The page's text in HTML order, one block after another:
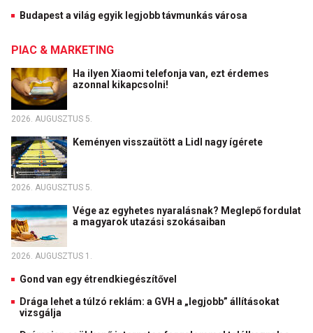
Budapest a világ egyik legjobb távmunkás városa
PIAC & MARKETING
Ha ilyen Xiaomi telefonja van, ezt érdemes
azonnal kikapcsolni!
2026. AUGUSZTUS 5.
Keményen visszaütött a Lidl nagy ígérete
2026. AUGUSZTUS 5.
Vége az egyhetes nyaralásnak? Meglepő fordulat
a magyarok utazási szokásaiban
2026. AUGUSZTUS 1.
Gond van egy étrendkiegészítővel
Drága lehet a túlzó reklám: a GVH a „legjobb” állításokat
vizsgálja